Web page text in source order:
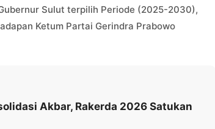
Sulut terpilih Periode (2025-2030),
Ketum Partai Gerindra Prabowo
Akbar, Rakerda 2026 Satukan